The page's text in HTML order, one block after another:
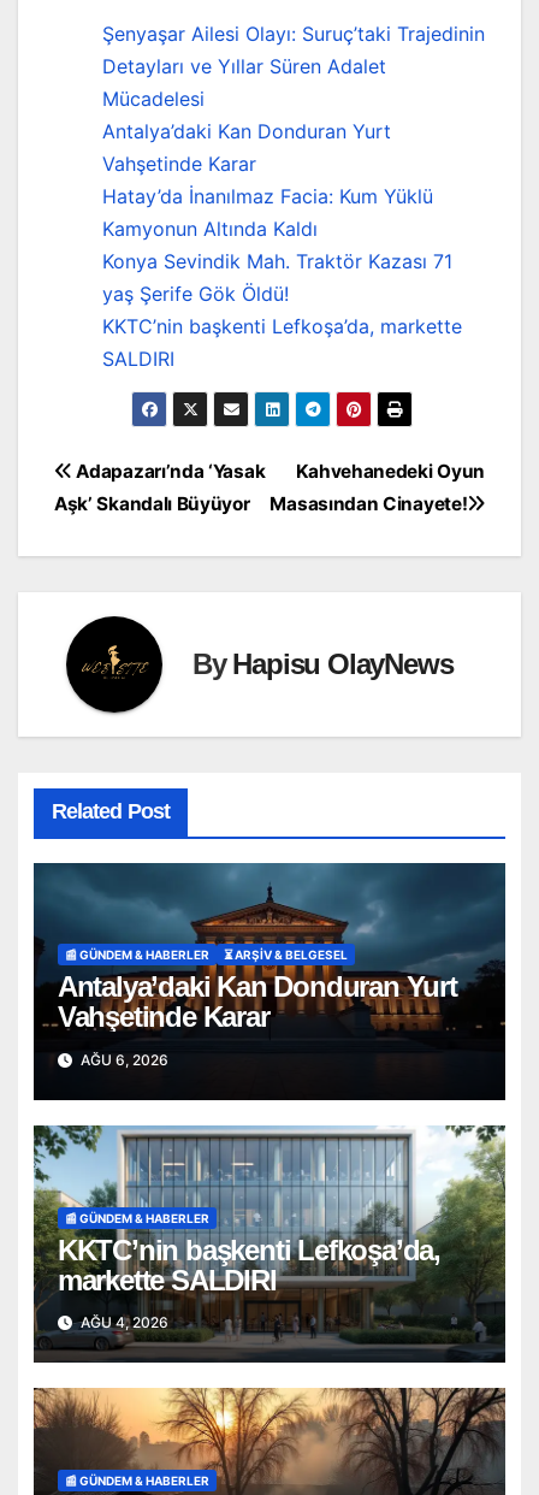
Şenyaşar Ailesi Olayı: Suruç’taki Trajedinin
Detayları ve Yıllar Süren Adalet
Mücadelesi
Antalya’daki Kan Donduran Yurt
Vahşetinde Karar
Hatay’da İnanılmaz Facia: Kum Yüklü
Kamyonun Altında Kaldı
Konya Sevindik Mah. Traktör Kazası 71
yaş Şerife Gök Öldü!
KKTC’nin başkenti Lefkoşa’da, markette
SALDIRI
Yazı
gezinmesi
Kahvehanedeki Oyun
Masasından Cinayete!
Adapazarı’nda ‘Yasak
Aşk’ Skandalı Büyüyor
ByHapisu OlayNews
Related Post
📰 GÜNDEM & HABERLER ⏳ ARŞİV & BELGESEL
Antalya’daki Kan Donduran Yurt
Vahşetinde Karar
AĞU 6, 2026
📰 GÜNDEM & HABERLER
KKTC’nin başkenti Lefkoşa’da,
markette SALDIRI
AĞU 4, 2026
📰 GÜNDEM & HABERLER